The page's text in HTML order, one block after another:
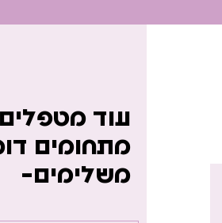
עוד מטפלים
מתחומים
משלימים-